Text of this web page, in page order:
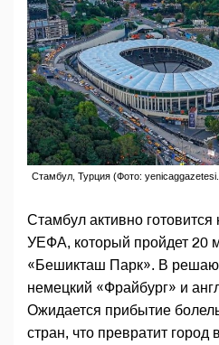
Стамбул, Турция (Фото:
Стамбул активно
УЕФА, который пройдет 20
«Бешикташ Парк». В
немецкий «Фрайбург» и
Ожидается прибытие
стран, что превратит